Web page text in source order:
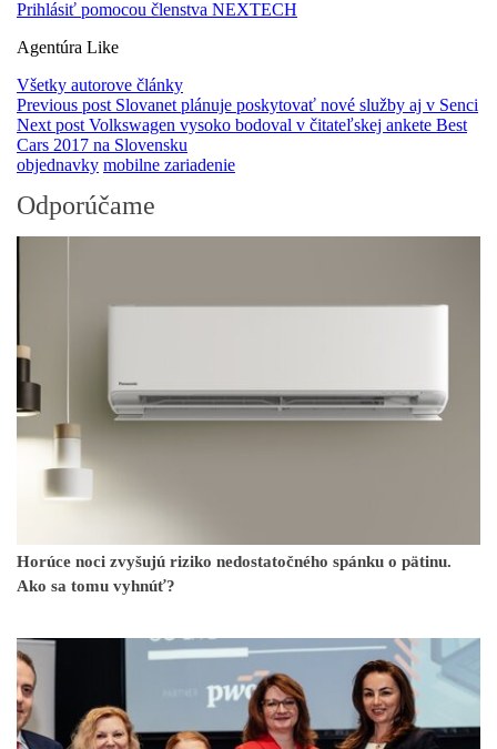
Prihlásiť pomocou členstva NEXTECH
Agentúra Like
Všetky autorove články
Previous post Slovanet plánuje poskytovať nové služby aj v Senci
Next post Volkswagen vysoko bodoval v čitateľskej ankete Best
Cars 2017 na Slovensku
objednavky mobilne zariadenie
Odporúčame
Horúce noci zvyšujú riziko nedostatočného spánku o pätinu.
Ako sa tomu vyhnúť?